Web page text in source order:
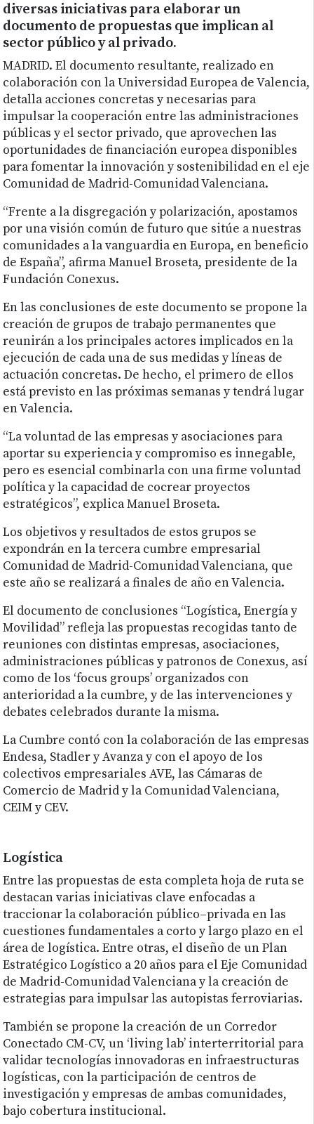
diversas iniciativas para elaborar un
documento de propuestas que implican al
sector público y al privado.
MADRID. El documento resultante, realizado en
colaboración con la Universidad Europea de Valencia,
detalla acciones concretas y necesarias para
impulsar la cooperación entre las administraciones
públicas y el sector privado, que aprovechen las
oportunidades de financiación europea disponibles
para fomentar la innovación y sostenibilidad en el eje
Comunidad de Madrid-Comunidad Valenciana.
“Frente a la disgregación y polarización, apostamos
por una visión común de futuro que sitúe a nuestras
comunidades a la vanguardia en Europa, en beneficio
de España”, afirma Manuel Broseta, presidente de la
Fundación Conexus.
En las conclusiones de este documento se propone la
creación de grupos de trabajo permanentes que
reunirán a los principales actores implicados en la
ejecución de cada una de sus medidas y líneas de
actuación concretas. De hecho, el primero de ellos
está previsto en las próximas semanas y tendrá lugar
en Valencia.
“La voluntad de las empresas y asociaciones para
aportar su experiencia y compromiso es innegable,
pero es esencial combinarla con una firme voluntad
política y la capacidad de cocrear proyectos
estratégicos”, explica Manuel Broseta.
Los objetivos y resultados de estos grupos se
expondrán en la tercera cumbre empresarial
Comunidad de Madrid-Comunidad Valenciana, que
este año se realizará a finales de año en Valencia.
El documento de conclusiones “Logística, Energía y
Movilidad” refleja las propuestas recogidas tanto de
reuniones con distintas empresas, asociaciones,
administraciones públicas y patronos de Conexus, así
como de los ‘focus groups’ organizados con
anterioridad a la cumbre, y de las intervenciones y
debates celebrados durante la misma.
La Cumbre contó con la colaboración de las empresas
Endesa, Stadler y Avanza y con el apoyo de los
colectivos empresariales AVE, las Cámaras de
Comercio de Madrid y la Comunidad Valenciana,
CEIM y CEV.
Logística
Entre las propuestas de esta completa hoja de ruta se
destacan varias iniciativas clave enfocadas a
traccionar la colaboración público–privada en las
cuestiones fundamentales a corto y largo plazo en el
área de logística. Entre otras, el diseño de un Plan
Estratégico Logístico a 20 años para el Eje Comunidad
de Madrid-Comunidad Valenciana y la creación de
estrategias para impulsar las autopistas ferroviarias.
También se propone la creación de un Corredor
Conectado CM-CV, un ‘living lab’ interterritorial para
validar tecnologías innovadoras en infraestructuras
logísticas, con la participación de centros de
investigación y empresas de ambas comunidades,
bajo cobertura institucional.